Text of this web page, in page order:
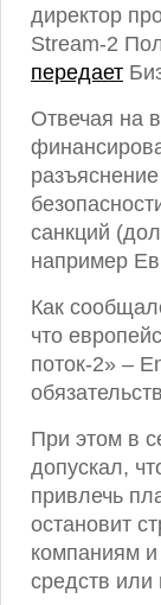
директор
Stream-2
передает
Отвечая на
санкций
например
Как
что
поток-2» –
При этом в
допускал,
привлечь
остановит
компаниям и
средств или